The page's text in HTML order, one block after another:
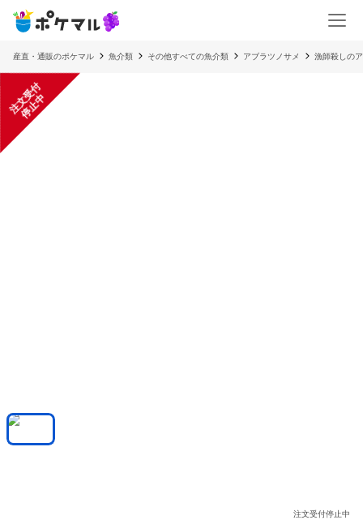
産直・通販のポケマル 魚介類 その他すべての魚介類 アブラツノサメ 漁師殺しの
注
文
受
付
停
止
中
注文受付停止中